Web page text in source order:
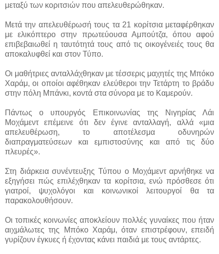
μεταξύ των κοριτσιών που απελευθερώθηκαν.
Μετά την απελευθέρωσή τους τα 21 κορίτσια μεταφέρθηκαν
με ελικόπτερο στην πρωτεύουσα Αμπούτζα, όπου αφού
επιβεβαιωθεί η ταυτότητά τους από τις οικογένειές τους θα
αποκαλυφθεί και στον Τύπο.
Οι μαθήτριες ανταλλάχθηκαν με τέσσερις μαχητές της Μπόκο
Χαράμ, οι οποίοι αφέθηκαν ελεύθεροι την Τετάρτη το βράδυ
στην πόλη Μπάνκι, κοντά στα σύνορα με το Καμερούν.
Πάντως ο υπουργός Επικοινωνίας της Νιγηρίας Λάι
Μοχάμεντ επέμεινε ότι δεν έγινε ανταλλαγή, αλλά «μια
απελευθέρωση, το αποτέλεσμα οδυνηρών
διαπραγματεύσεων και εμπιστοσύνης και από τις δύο
πλευρές».
Στη διάρκεια συνέντευξης Τύπου ο Μοχάμεντ αρνήθηκε να
εξηγήσει πώς επιλέχθηκαν τα κορίτσια, ενώ πρόσθεσε ότι
γιατροί, ψυχολόγοι και κοινωνικοί λειτουργοί θα τα
παρακολουθήσουν.
Οι τοπικές κοινωνίες αποκλείουν πολλές γυναίκες που ήταν
αιχμάλωτες της Μπόκο Χαράμ, όταν επιστρέφουν, επειδή
γυρίζουν έγκυες ή έχοντας κάνει παιδιά με τους αντάρτες.